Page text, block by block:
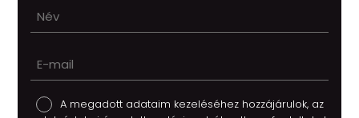
A megadott adataim kezeléséhez hozzájárulok, az